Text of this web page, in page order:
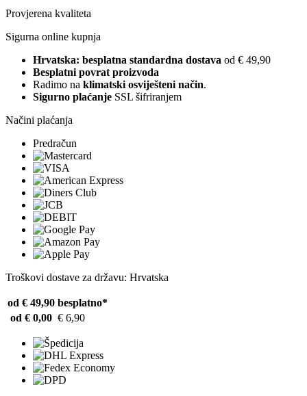
Provjerena kvaliteta
Sigurna online kupnja
Hrvatska: besplatna standardna dostava od € 49,90
Besplatni povrat proizvoda
Radimo na klimatski osviješteni način.
Sigurno plaćanje SSL šifriranjem
Načini plaćanja
Predračun
Troškovi dostave za državu: Hrvatska
od € 49,90 besplatno*
od € 0,00 € 6,90